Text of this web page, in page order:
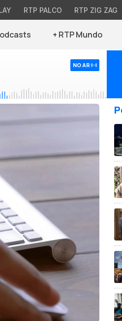
RTP PALCO RTP ZIG ZAG
+ RTP Mundo
NO AR